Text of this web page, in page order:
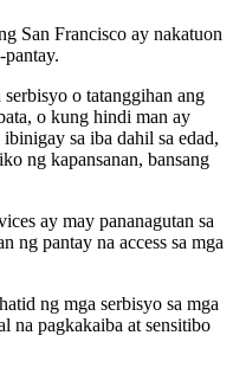
San Francisco ay nakatuon
pantay.
o tatanggihan ang
o kung hindi man ay
sa iba dahil sa edad,
ng kapansanan, bansang
ay may pananagutan sa
ng pantay na access sa mga
ng mga serbisyo sa mga
na pagkakaiba at sensitibo